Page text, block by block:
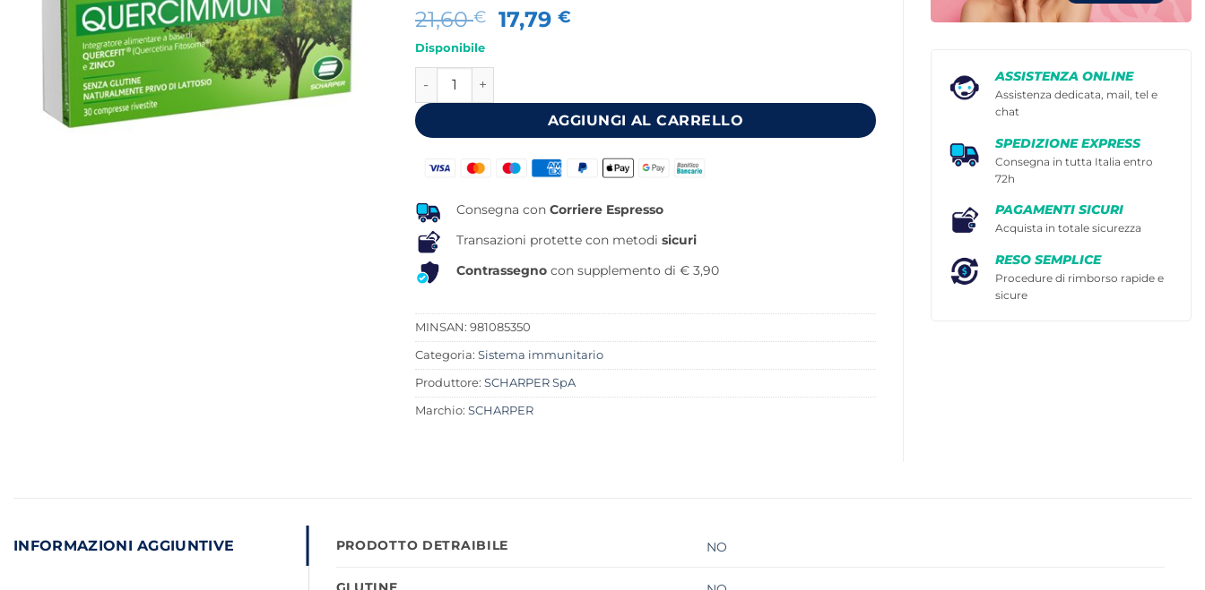
21,60€
Il
21,60 €.
17,79€
17,79 €.
Disponibile
QUERCIMMUN 30 COMPRESSE RIVESTITE quantità
AGGIUNGI AL CARRELLO
Consegna con Corriere Espresso
Transazioni protette con metodi sicuri
Contrassegno con supplemento di € 3,90
MINSAN: 981085350
Categoria: Sistema immunitario
Produttore: SCHARPER SpA
Marchio: SCHARPER
ASSISTENZA ONLINE
Assistenza dedicata, mail, tel e
chat
SPEDIZIONE EXPRESS
Consegna in tutta Italia entro
72h
PAGAMENTI SICURI
Acquista in totale sicurezza
RESO SEMPLICE
Procedure di rimborso rapide e
sicure
INFORMAZIONI AGGIUNTIVE PRODOTTO DETRAIBILE NO